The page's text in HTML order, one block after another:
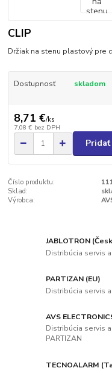
CLIP
Držiak na stenu plastový pre
Dostupnosť skladom
8,71 €/ks
7,08 € bez DPH
Číslo produktu:
Sklad:
Výrobca:
JABLOTRON
Distribúcia servis
PARTIZAN (EU)
Distribúcia servis
AVS
Distribúcia servis
PARTIZAN
TECNOALARM